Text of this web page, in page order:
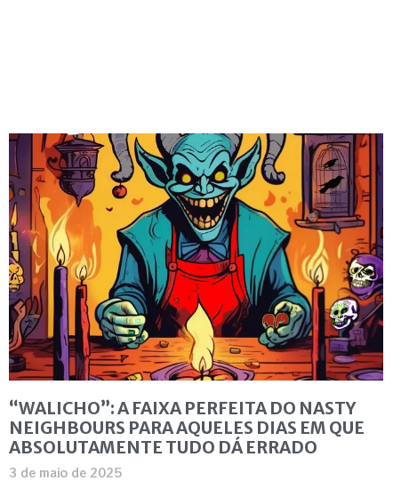
“WALICHO”: A FAIXA PERFEITA DO NASTY
NEIGHBOURS PARA AQUELES DIAS EM QUE
ABSOLUTAMENTE TUDO DÁ ERRADO
3 de maio de 2025